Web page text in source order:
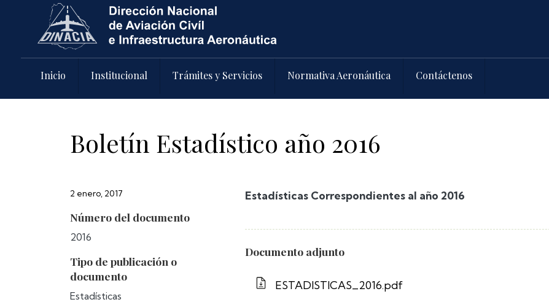
Pasar al contenido principal
Inicio Institucional Trámites y Servicios Normativa Aeronáutica Contáctenos
Boletín Estadístico año 2016
2 enero, 2017
Número del documento
2016
Tipo de publicación o
documento
Estadísticas
Estadísticas Correspondientes al año 2016
Documento adjunto
ESTADISTICAS_2016.pdf